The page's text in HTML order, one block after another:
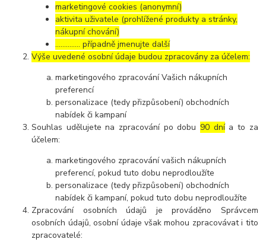
marketingové cookies (anonymní)
aktivita uživatele (prohlížené produkty a stránky,
nákupní chování)
………….. případně jmenujte další
Výše uvedené osobní údaje budou zpracovány za účelem:
marketingového zpracování Vašich nákupních
preferencí
personalizace (tedy přizpůsobení) obchodních
nabídek či kampaní
Souhlas udělujete na zpracování po dobu 90 dnía to za
účelem:
marketingového zpracování vašich nákupních
preferencí, pokud tuto dobu neprodloužíte
personalizace (tedy přizpůsobení) obchodních
nabídek či kampaní, pokud tuto dobu neprodloužíte
Zpracování osobních údajů je prováděno Správcem
osobních údajů, osobní údaje však mohou zpracovávat i tito
zpracovatelé: